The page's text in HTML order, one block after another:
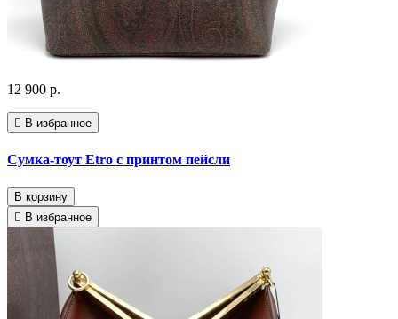
12 900 р.
В избранное
Сумка-тоут Etro с принтом пейсли
В корзину
В избранное